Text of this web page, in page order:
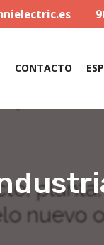
CONTACTO